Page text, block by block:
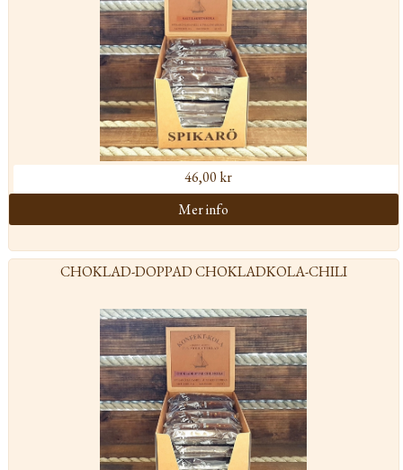
46,00 kr
CHOKLAD-DOPPAD CHOKLADKOLA-CHILI